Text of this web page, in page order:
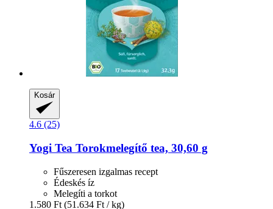
Kosár
4.6 (25)
Yogi Tea Torokmelegítő tea, 30,60 g
Fűszeresen izgalmas recept
Édeskés íz
Melegíti a torkot
1.580 Ft (51.634 Ft / kg)